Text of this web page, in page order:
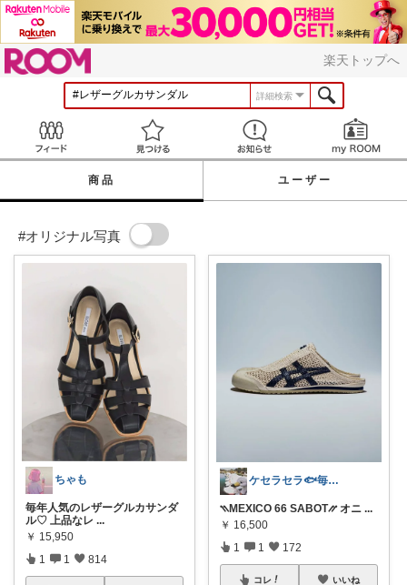
楽天トップへ
詳細検索
見つける お知らせ
商品 ユーザー
#オリジナル写真
ちゃも
毎年人気のレザーグルカサンダ
ル♡ 上品なレ ...
￥ 15,950
1 1 814
ケセラセラ🐟毎日を快適にするアイテム
⳹MEXICO 66 SABOT⳼ オニ ...
￥ 16,500
1 1 172
コレ いいね